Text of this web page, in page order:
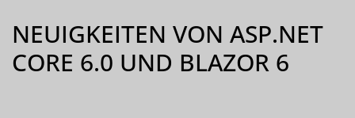
NEUIGKEITEN VON ASP.NET
CORE 6.0 UND BLAZOR 6